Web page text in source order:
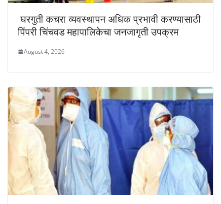
घरगुती कचरा व्यवस्थापन अधिक प्रभावी करण्यासाठी
पिंपरी चिंचवड महापालिकेचा जनजागृती उपक्रम
August 4, 2026